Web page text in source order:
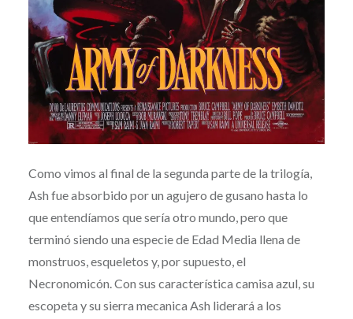
Como vimos al final de la segunda parte de la trilogía,
Ash fue absorbido por un agujero de gusano hasta lo
que entendíamos que sería otro mundo, pero que
terminó siendo una especie de Edad Media llena de
monstruos, esqueletos y, por supuesto, el
Necronomicón. Con sus característica camisa azul, su
escopeta y su sierra mecanica Ash liderará a los